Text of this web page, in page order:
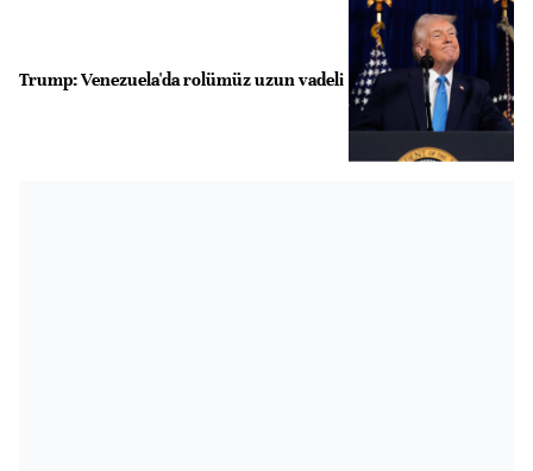
Trump: Venezuela'da rolümüz uzun vadeli